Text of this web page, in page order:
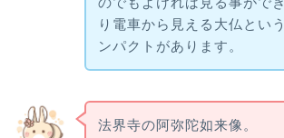
り電車から見える大仏とい
ンパクトがあります。
法界寺の阿弥陀如来像。